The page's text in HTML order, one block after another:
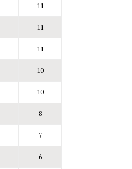
11
11
11
10
10
8
7
6